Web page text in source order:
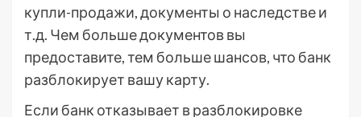
купли-продажи, документы о наследстве и
т.д. Чем больше документов вы
предоставите, тем больше шансов, что банк
разблокирует вашу карту.
Если банк отказывает в разблокировке